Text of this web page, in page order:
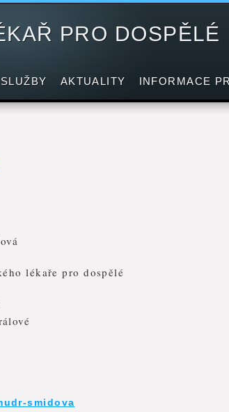
PRO DOSPĚLÉ
lékaře pro dospělé
smidova
SLUŽBY AKTUALITY INFORMACE